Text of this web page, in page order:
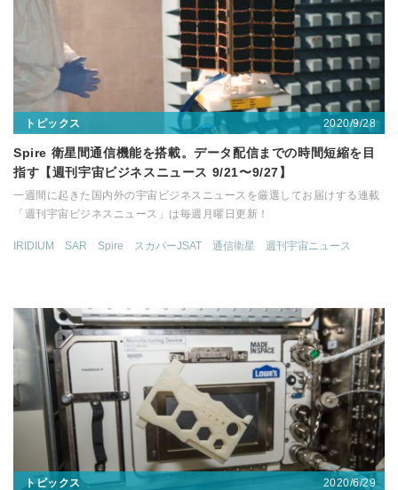
トピックス 2020/9/28
Spire 衛星間通信機能を搭載。データ配信までの時間短縮を目
指す【週刊宇宙ビジネスニュース 9/21〜9/27】
一週間に起きた国内外の宇宙ビジネスニュースを厳選してお届けする連載
「週刊宇宙ビジネスニュース」は毎週月曜日更新！
IRIDIUM SAR Spire スカパーJSAT 通信衛星 週刊宇宙ニュース
トピックス 2020/6/29